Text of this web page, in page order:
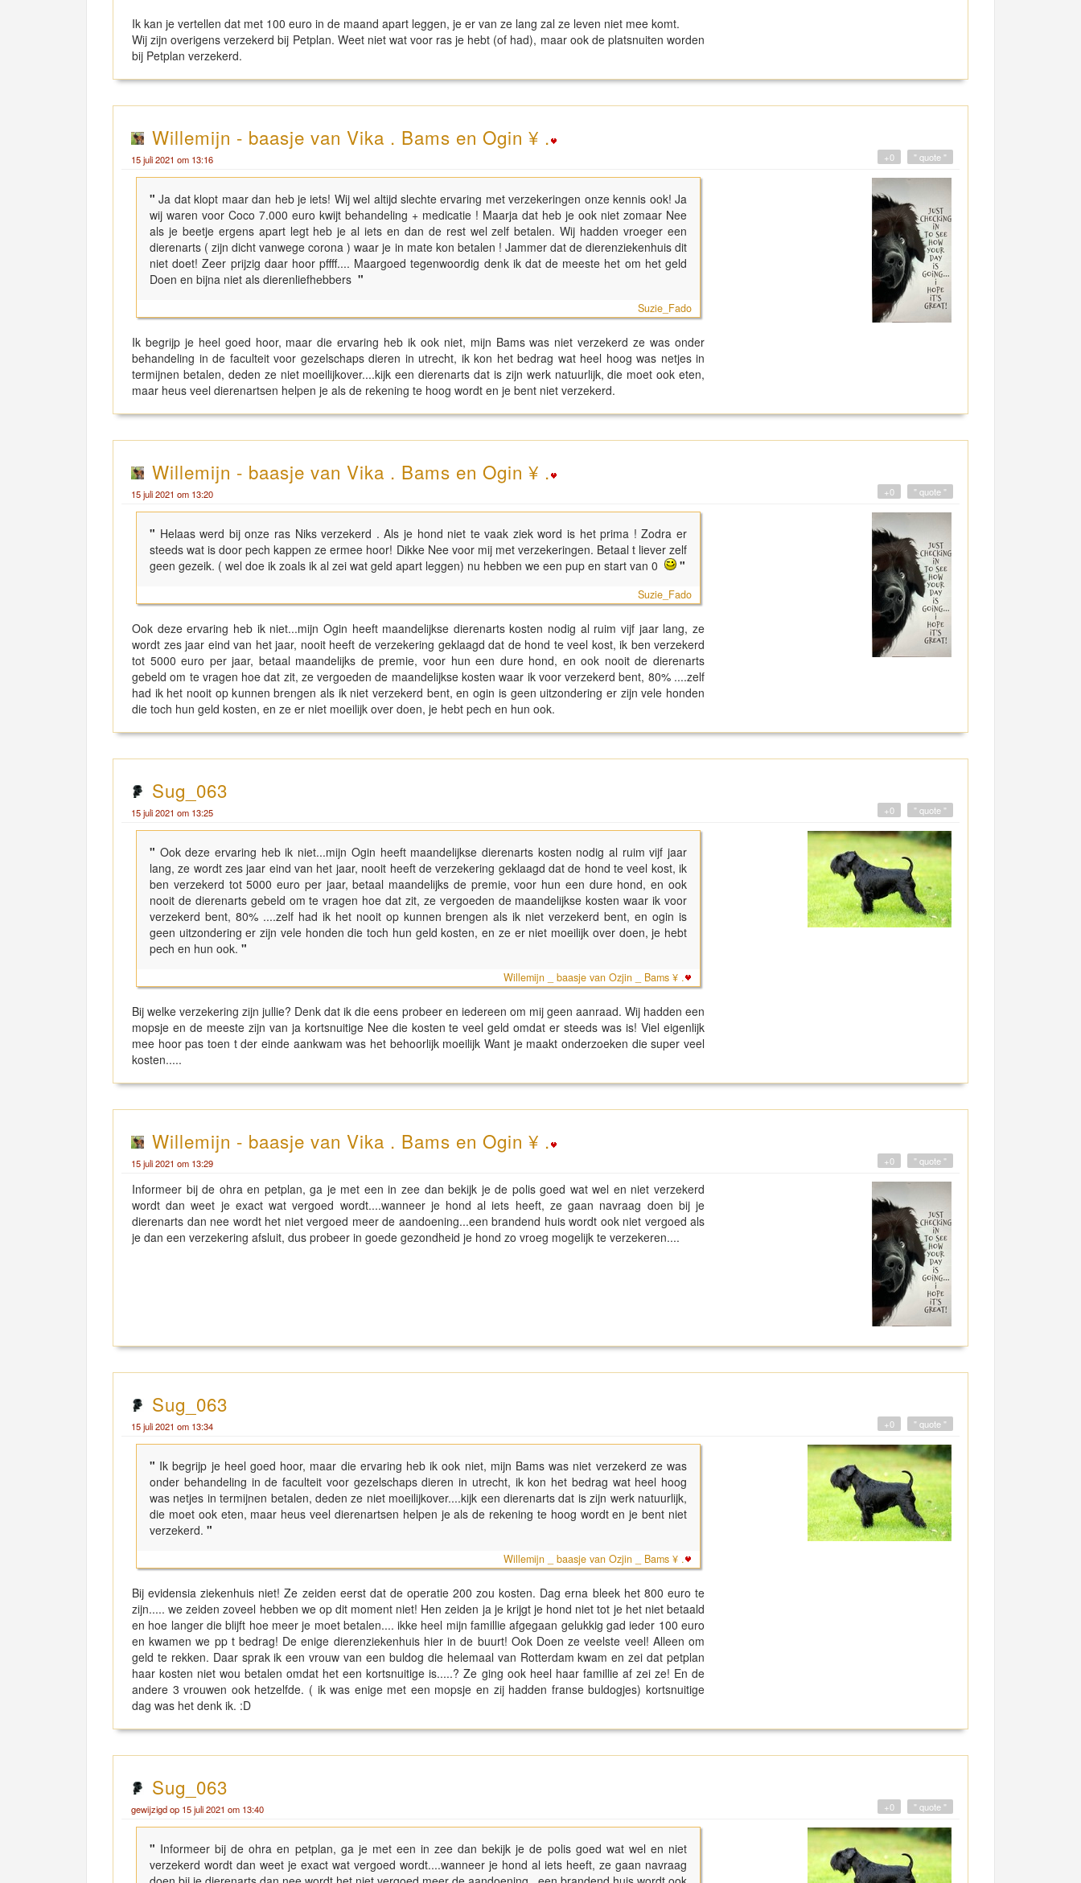
Ik kan je vertellen dat met 100 euro in de maand apart leggen, je er van ze lang zal ze leven niet mee komt.
Wij zijn overigens verzekerd bij Petplan. Weet niet wat voor ras je hebt (of had), maar ook de platsnuiten worden
bij Petplan verzekerd.
Willemijn - baasje van Vika . Bams en Ogin ¥ .
15 juli 2021 om 13:16 " quote "
+0
"Ja dat klopt maar dan heb je iets! Wij wel altijd slechte ervaring met verzekeringen onze kennis ook! Ja
wij waren voor Coco 7.000 euro kwijt behandeling + medicatie ! Maarja dat heb je ook niet zomaar Nee
als je beetje ergens apart legt heb je al iets en dan de rest wel zelf betalen. Wij hadden vroeger een
dierenarts ( zijn dicht vanwege corona ) waar je in mate kon betalen ! Jammer dat de dierenziekenhuis dit
niet doet! Zeer prijzig daar hoor pffff.... Maargoed tegenwoordig denk ik dat de meeste het om het geld
Doen en bijna niet als dierenliefhebbers "
Suzie_Fado
Ik begrijp je heel goed hoor, maar die ervaring heb ik ook niet, mijn Bams was niet verzekerd ze was onder
behandeling in de faculteit voor gezelschaps dieren in utrecht, ik kon het bedrag wat heel hoog was netjes in
termijnen betalen, deden ze niet moeilijkover....kijk een dierenarts dat is zijn werk natuurlijk, die moet ook eten,
maar heus veel dierenartsen helpen je als de rekening te hoog wordt en je bent niet verzekerd.
Willemijn - baasje van Vika . Bams en Ogin ¥ .
15 juli 2021 om 13:20 " quote "
+0
" Helaas werd bij onze ras Niks verzekerd . Als je hond niet te vaak ziek word is het prima ! Zodra er
steeds wat is door pech kappen ze ermee hoor! Dikke Nee voor mij met verzekeringen. Betaal t liever zelf
geen gezeik. ( wel doe ik zoals ik al zei wat geld apart leggen) nu hebben we een pup en start van 0
"
Suzie_Fado
Ook deze ervaring heb ik niet...mijn Ogin heeft maandelijkse dierenarts kosten nodig al ruim vijf jaar lang, ze
wordt zes jaar eind van het jaar, nooit heeft de verzekering geklaagd dat de hond te veel kost, ik ben verzekerd
tot 5000 euro per jaar, betaal maandelijks de premie, voor hun een dure hond, en ook nooit de dierenarts
gebeld om te vragen hoe dat zit, ze vergoeden de maandelijkse kosten waar ik voor verzekerd bent, 80% ....zelf
had ik het nooit op kunnen brengen als ik niet verzekerd bent, en ogin is geen uitzondering er zijn vele honden
die toch hun geld kosten, en ze er niet moeilijk over doen, je hebt pech en hun ook.
Sug_063
15 juli 2021 om 13:25 " quote "
+0
" Ook deze ervaring heb ik niet...mijn Ogin heeft maandelijkse dierenarts kosten nodig al ruim vijf jaar
lang, ze wordt zes jaar eind van het jaar, nooit heeft de verzekering geklaagd dat de hond te veel kost, ik
ben verzekerd tot 5000 euro per jaar, betaal maandelijks de premie, voor hun een dure hond, en ook
nooit de dierenarts gebeld om te vragen hoe dat zit, ze vergoeden de maandelijkse kosten waar ik voor
verzekerd bent, 80% ....zelf had ik het nooit op kunnen brengen als ik niet verzekerd bent, en ogin is
geen uitzondering er zijn vele honden die toch hun geld kosten, en ze er niet moeilijk over doen, je hebt
pech en hun ook. "
Willemijn _ baasje van Ozjin _ Bams ¥ .
Bij welke verzekering zijn jullie? Denk dat ik die eens probeer en iedereen om mij geen aanraad. Wij hadden een
mopsje en de meeste zijn van ja kortsnuitige Nee die kosten te veel geld omdat er steeds was is! Viel eigenlijk
mee hoor pas toen t der einde aankwam was het behoorlijk moeilijk Want je maakt onderzoeken die super veel
kosten.....
Willemijn - baasje van Vika . Bams en Ogin ¥ .
15 juli 2021 om 13:29 " quote "
+0
Informeer bij de ohra en petplan, ga je met een in zee dan bekijk je de polis goed wat wel en niet verzekerd
wordt dan weet je exact wat vergoed wordt....wanneer je hond al iets heeft, ze gaan navraag doen bij je
dierenarts dan nee wordt het niet vergoed meer de aandoening...een brandend huis wordt ook niet vergoed als
je dan een verzekering afsluit, dus probeer in goede gezondheid je hond zo vroeg mogelijk te verzekeren....
Sug_063
15 juli 2021 om 13:34 " quote "
+0
" Ik begrijp je heel goed hoor, maar die ervaring heb ik ook niet, mijn Bams was niet verzekerd ze was
onder behandeling in de faculteit voor gezelschaps dieren in utrecht, ik kon het bedrag wat heel hoog
was netjes in termijnen betalen, deden ze niet moeilijkover....kijk een dierenarts dat is zijn werk natuurlijk,
die moet ook eten, maar heus veel dierenartsen helpen je als de rekening te hoog wordt en je bent niet
verzekerd. "
Willemijn _ baasje van Ozjin _ Bams ¥ .
Bij evidensia ziekenhuis niet! Ze zeiden eerst dat de operatie 200 zou kosten. Dag erna bleek het 800 euro te
zijn..... we zeiden zoveel hebben we op dit moment niet! Hen zeiden ja je krijgt je hond niet tot je het niet betaald
en hoe langer die blijft hoe meer je moet betalen.... ikke heel mijn famillie afgegaan gelukkig gad ieder 100 euro
en kwamen we pp t bedrag! De enige dierenziekenhuis hier in de buurt! Ook Doen ze veelste veel! Alleen om
geld te rekken. Daar sprak ik een vrouw van een buldog die helemaal van Rotterdam kwam en zei dat petplan
haar kosten niet wou betalen omdat het een kortsnuitige is.....? Ze ging ook heel haar famillie af zei ze! En de
andere 3 vrouwen ook hetzelfde. ( ik was enige met een mopsje en zij hadden franse buldogjes) kortsnuitige
dag was het denk ik. :D
Sug_063
gewijzigd op 15 juli 2021 om 13:40 " quote "
+0
" Informeer bij de ohra en petplan, ga je met een in zee dan bekijk je de polis goed wat wel en niet
verzekerd wordt dan weet je exact wat vergoed wordt....wanneer je hond al iets heeft, ze gaan navraag